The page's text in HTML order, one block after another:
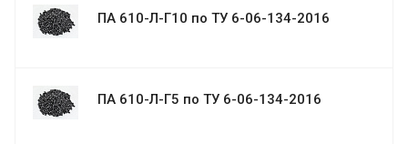
ПА 610-Л-Г10 по ТУ 6-06-134-2016
ПА 610-Л-Г5 по ТУ 6-06-134-2016